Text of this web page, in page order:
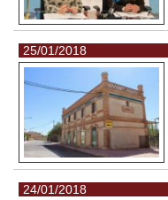
25/01/2018
24/01/2018